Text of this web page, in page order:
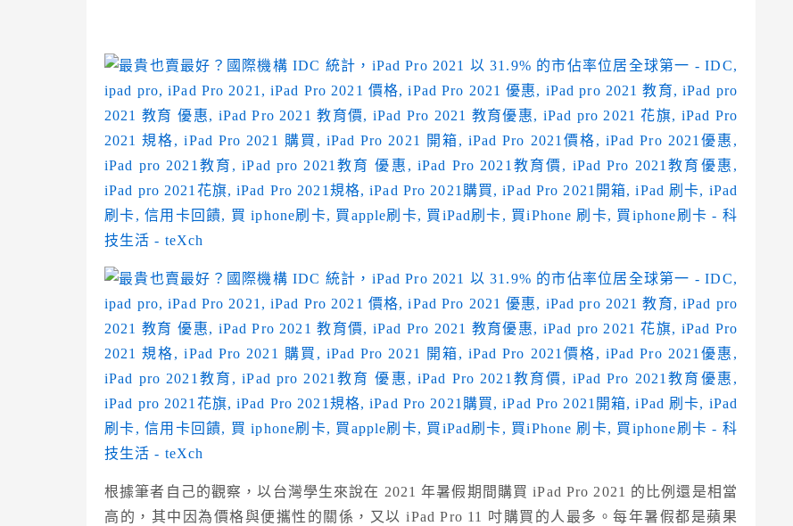
根據筆者自己的觀察，以台灣學生來說在 2021 年暑假期間購買 iPad Pro 2021 的比例還是相當
高的，其中因為價格與便攜性的關係，又以 iPad Pro 11 吋購買的人最多。每年暑假都是蘋果